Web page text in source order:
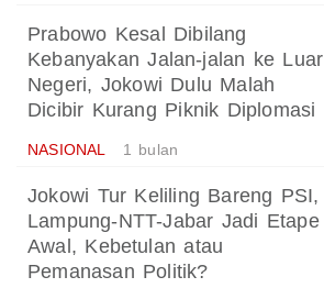
Prabowo Kesal Dibilang
Kebanyakan Jalan-jalan ke Luar
Negeri, Jokowi Dulu Malah
Dicibir Kurang Piknik Diplomasi
NASIONAL 1 bulan
Jokowi Tur Keliling Bareng PSI,
Lampung-NTT-Jabar Jadi Etape
Awal, Kebetulan atau
Pemanasan Politik?